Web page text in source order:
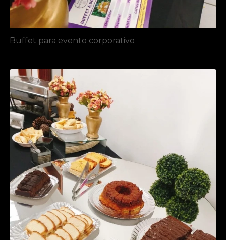
Buffet para evento corporativo